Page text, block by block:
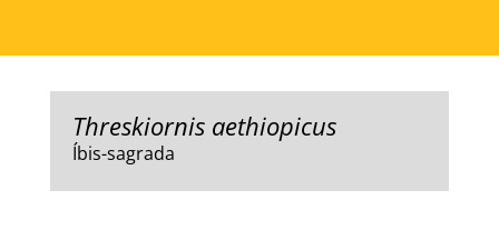
Threskiornis aethiopicus
Íbis-sagrada